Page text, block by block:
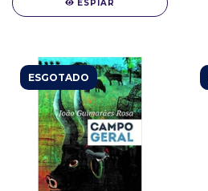
ESPIAR
ESGOTADO